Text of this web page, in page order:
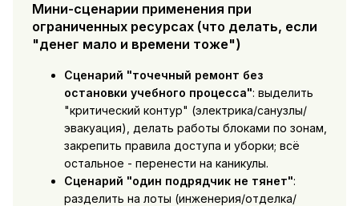
Мини-сценарии применения при
ограниченных ресурсах (что делать, если
"денег мало и времени тоже")
Сценарий "точечный ремонт без
остановки учебного процесса": выделить
"критический контур" (электрика/санузлы/
эвакуация), делать работы блоками по зонам,
закрепить правила доступа и уборки; всё
остальное - перенести на каникулы.
Сценарий "один подрядчик не тянет":
разделить на лоты (инженерия/отделка/